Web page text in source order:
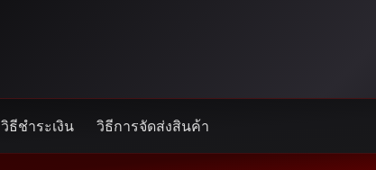
วิธีชำระเงิน วิธีการจัดส่งสินค้า